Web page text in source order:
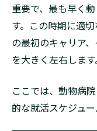
重要で、最も早く動
す。この時期に適
の最初のキャリア
を大きく左右します
ここでは、動物病
的な就活スケジュ